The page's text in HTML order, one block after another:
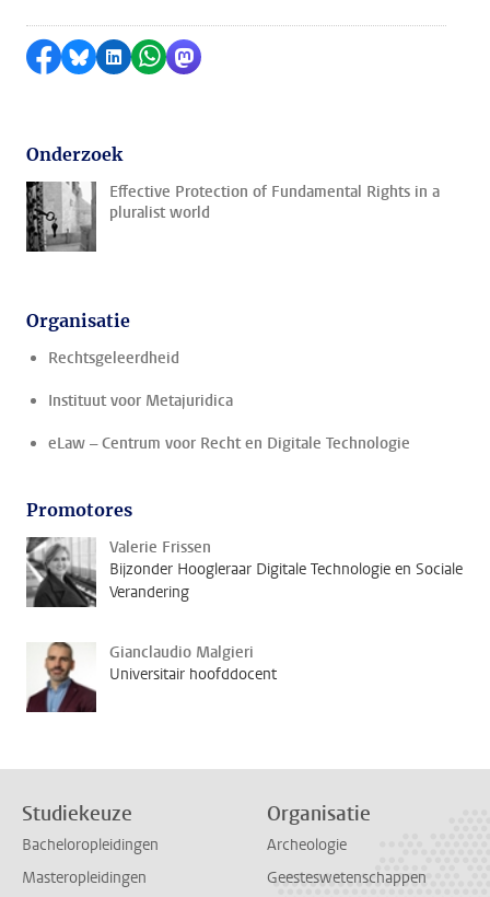
Delen op Facebook
Delen via Bluesky
Delen op LinkedIn
Delen via WhatsApp
Delen via Mastodon
Onderzoek
Effective Protection of Fundamental Rights in a
pluralist world
Organisatie
Rechtsgeleerdheid
Instituut voor Metajuridica
eLaw – Centrum voor Recht en Digitale Technologie
Promotores
Valerie Frissen
Bijzonder Hoogleraar Digitale Technologie en Sociale
Verandering
Gianclaudio Malgieri
Universitair hoofddocent
Studiekeuze
Bacheloropleidingen
Masteropleidingen
Organisatie
Archeologie
Geesteswetenschappen